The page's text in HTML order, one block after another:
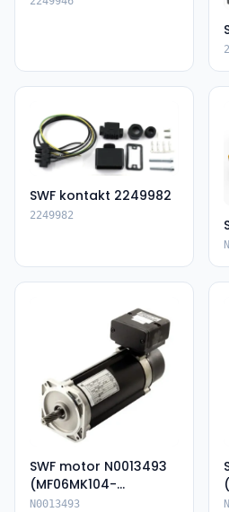
SWF kontakt 2249982
2249982
SWF motor N0013493
(MF06MK104-
136P85054-KIP66)
N0013493